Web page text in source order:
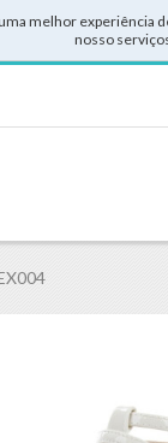
melhor experiência
nosso